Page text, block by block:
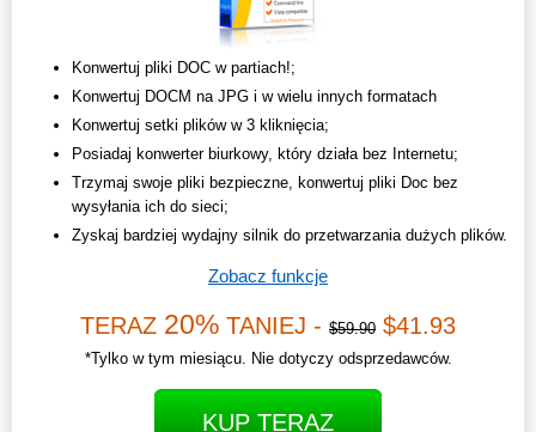
Konwertuj pliki DOC w partiach!;
Konwertuj DOCM na JPG i w wielu innych formatach
Konwertuj setki plików w 3 kliknięcia;
Posiadaj konwerter biurkowy, który działa bez Internetu;
Trzymaj swoje pliki bezpieczne, konwertuj pliki Doc bez
wysyłania ich do sieci;
Zyskaj bardziej wydajny silnik do przetwarzania dużych plików.
Zobacz funkcje
TERAZ 20% TANIEJ - $59.90 $41.93
*Tylko w tym miesiącu. Nie dotyczy odsprzedawców.
KUP TERAZ